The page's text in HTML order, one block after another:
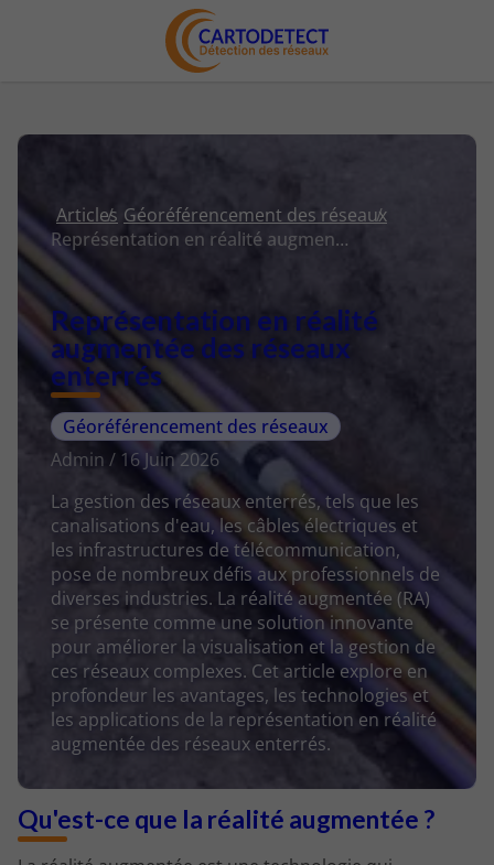
Articles Géoréférencement des réseaux
Représentation en réalité augmentée des réseaux enterrés
Représentation en réalité
augmentée des réseaux
enterrés
Géoréférencement des réseaux
Admin / 16 Juin 2026
La gestion des réseaux enterrés, tels que les
canalisations d'eau, les câbles électriques et
les infrastructures de télécommunication,
pose de nombreux défis aux professionnels de
diverses industries. La réalité augmentée (RA)
se présente comme une solution innovante
pour améliorer la visualisation et la gestion de
ces réseaux complexes. Cet article explore en
profondeur les avantages, les technologies et
les applications de la représentation en réalité
augmentée des réseaux enterrés.
Qu'est-ce que la réalité augmentée ?